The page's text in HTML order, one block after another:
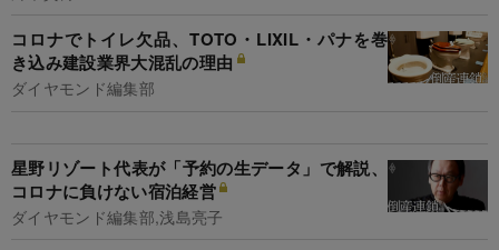
コロナでトイレ欠品、TOTO・LIXIL・パナを巻
き込み建設業界大混乱の理由
ダイヤモンド編集部
星野リゾート代表が「予約の生データ」で解説、
コロナに負けない宿泊経営
ダイヤモンド編集部,浅島亮子